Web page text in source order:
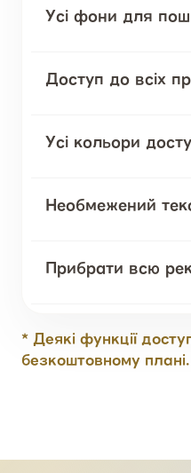
Усі фони для
Доступ до всіх
Усі кольори
Необмежений
Прибрати всю
* Деякі функції
безкоштовному плані.